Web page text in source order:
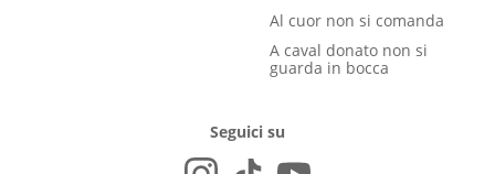
Al cuor non si comanda
A caval donato non si
guarda in bocca
Seguici su